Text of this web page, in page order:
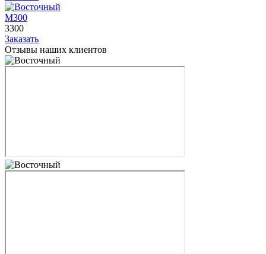
М300
3300
Заказать
Отзывы наших клиентов